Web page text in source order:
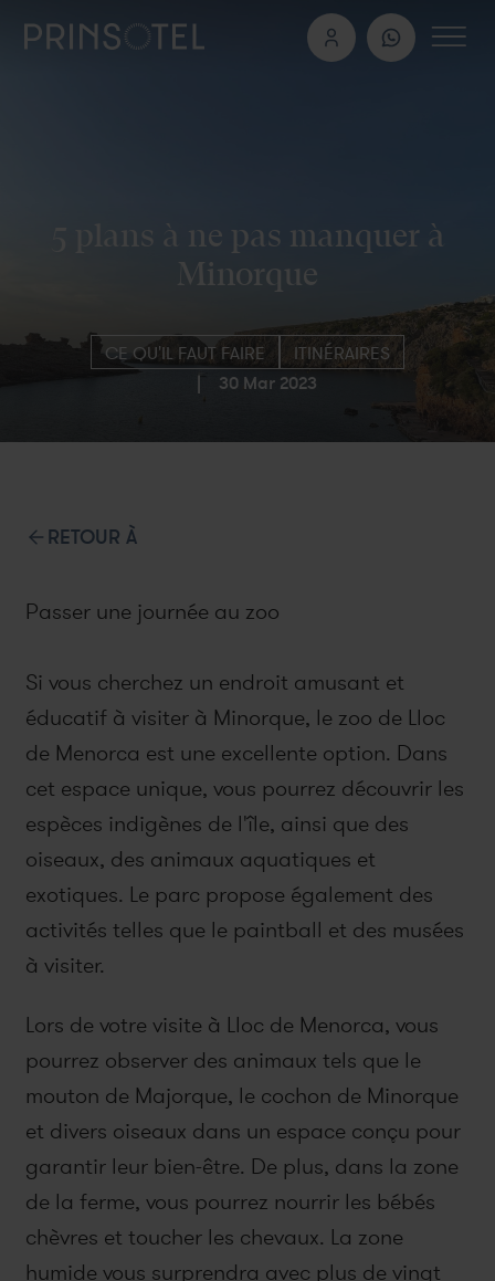
5 plans à ne pas manquer à
Minorque
CE QU'IL FAUT FAIRE
ITINÉRAIRES
30 Mar 2023
RETOUR À
Passer une journée au zoo
Si vous cherchez un endroit amusant et
éducatif à visiter à Minorque, le zoo de Lloc
de Menorca est une excellente option. Dans
cet espace unique, vous pourrez découvrir les
espèces indigènes de l'île, ainsi que des
oiseaux, des animaux aquatiques et
exotiques. Le parc propose également des
activités telles que le paintball et des musées
à visiter.
Lors de votre visite à Lloc de Menorca, vous
pourrez observer des animaux tels que le
mouton de Majorque, le cochon de Minorque
et divers oiseaux dans un espace conçu pour
garantir leur bien-être. De plus, dans la zone
de la ferme, vous pourrez nourrir les bébés
chèvres et toucher les chevaux. La zone
humide vous surprendra avec plus de vingt